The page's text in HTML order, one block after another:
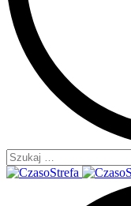
Szukaj: